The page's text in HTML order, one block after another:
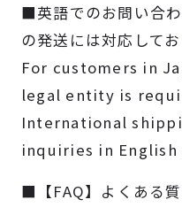
事例
サポート
会社案内
■英語でのお問い合
の発送には対応してお
For customers in
legal entity is
International
inquiries in English
■【FAQ】よくある